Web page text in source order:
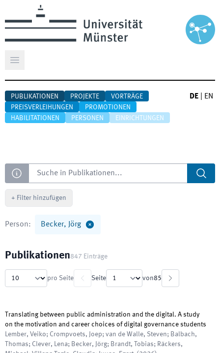
Hauptmenü öffnen
PUBLIKATIONEN PROJEKTE
VORTRÄGE
PREISVERLEIHUNGEN
PROMOTIONEN
HABILITATIONEN
PERSONEN EINRICHTUNGEN
DE EN
Suche
+ Filter hinzufügen
Person: Becker, Jörg
Publikationen847 Einträge
pro Seite Seite von85
Translating between public administration and the digital. A study
on the motivation and career choices of digital governance students
Lember, Veiko; Crompvoets, Joep; van de Walle, Steven; Balbach,
Thomas; Clever, Lena; Becker, Jörg; Brandt, Tobias; Räckers,